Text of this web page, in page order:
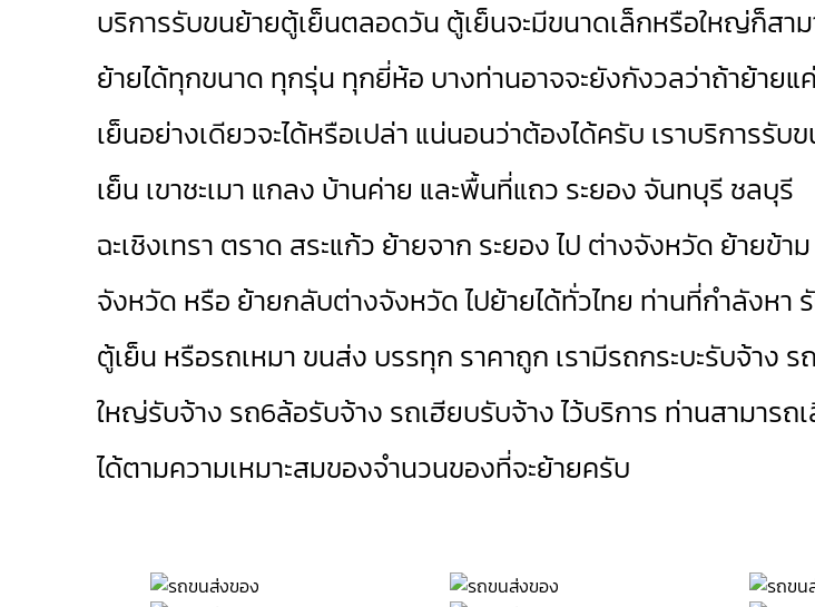
บริการรับขนย้ายตู้เย็นตลอดวัน ตู้เย็นจะมีขนาดเล็กหรือใหญ่ก็สา
ย้ายได้ทุกขนาด ทุกรุ่น ทุกยี่ห้อ บางท่านอาจจะยังกังวลว่าถ้าย้ายแ
เย็นอย่างเดียวจะได้หรือเปล่า แน่นอนว่าต้องได้ครับ เราบริการรับ
เย็น เขาชะเมา แกลง บ้านค่าย และพื้นที่แถว ระยอง จันทบุรี ชลบุรี
ฉะเชิงเทรา ตราด สระแก้ว ย้ายจาก ระยอง ไป ต่างจังหวัด ย้ายข้าม
จังหวัด หรือ ย้ายกลับต่างจังหวัด ไปย้ายได้ทั่วไทย ท่านที่กำลังหา
ตู้เย็น หรือรถเหมา ขนส่ง บรรทุก ราคาถูก เรามีรถกระบะรับจ้าง ร
ใหญ่รับจ้าง รถ6ล้อรับจ้าง รถเฮียบรับจ้างไว้บริการ ท่านสามารถ
ได้ตามความเหมาะสมของจำนวนของที่จะย้ายครับ